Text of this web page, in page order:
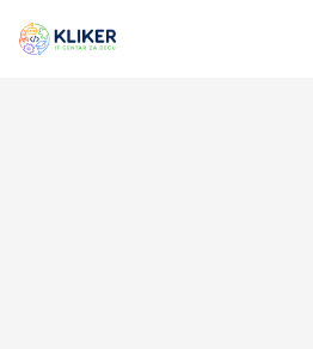
Nazad na programe